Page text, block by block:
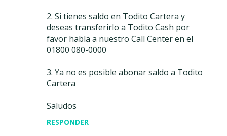
2. Si tienes saldo en Todito Cartera y
deseas transferirlo a Todito Cash por
favor habla a nuestro Call Center en el
01800 080-0000
3. Ya no es posible abonar saldo a Todito
Cartera
Saludos
RESPONDER